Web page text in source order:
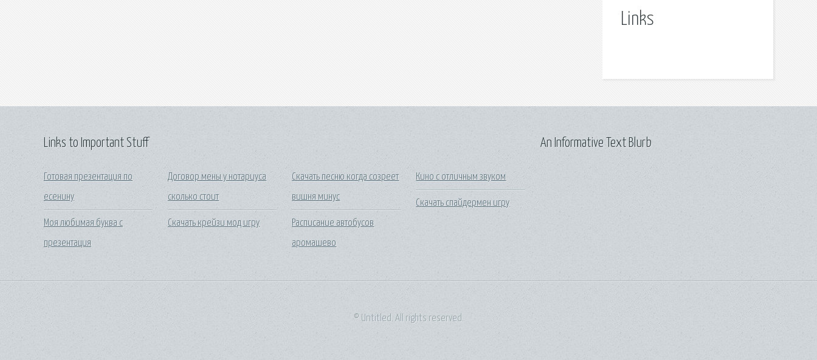
Links
Links to Important Stuff
Готовая презентация по
есенину
Моя любимая буква с
презентация
Договор мены у нотариуса
сколько стоит
Скачать крейзи мод игру
Скачать песню когда созреет
вишня минус
Расписание автобусов
аромашево
Кино с отличным звуком
Скачать спайдермен игру
An Informative Text Blurb
© Untitled. All rights reserved.